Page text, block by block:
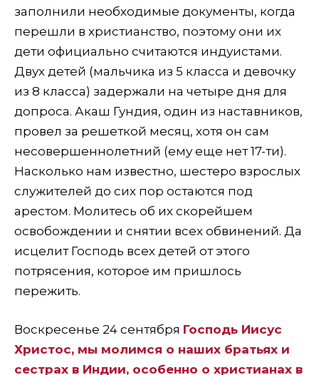
заполнили необходимые документы, когда
перешли в христианство, поэтому они их
дети официально считаются индуистами.
Двух детей (мальчика из 5 класса и девочку
из 8 класса) задержали на четыре дня для
допроса. Акаш Гундия, один из наставников,
провел за решеткой месяц, хотя он сам
несовершеннолетний (ему еще нет 17-ти).
Насколько нам известно, шестеро взрослых
служителей до сих пор остаются под
арестом. Молитесь об их скорейшем
освобождении и снятии всех обвинений. Да
исцелит Господь всех детей от этого
потрясения, которое им пришлось
пережить.
Воскресенье 24 сентября Господь Иисус
Христос, мы молимся о наших братьях и
сестрах в Индии, особенно о христианах в